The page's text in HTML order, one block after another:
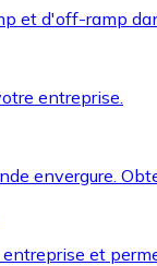
et d'off-ramp
entreprise.
envergure.
et